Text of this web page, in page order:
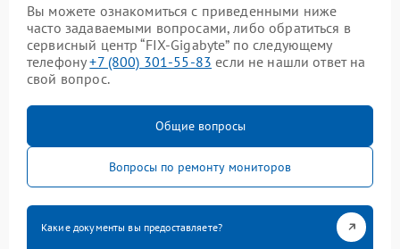
Вы можете ознакомиться с приведенными ниже
часто задаваемыми вопросами, либо обратиться в
сервисный центр “FIX-Gigabyte” по следующему
телефону+7 (800) 301-55-83 если не нашли ответ на
свой вопрос.
Общие вопросы
Вопросы по ремонту мониторов
Какие документы вы предоставляете?